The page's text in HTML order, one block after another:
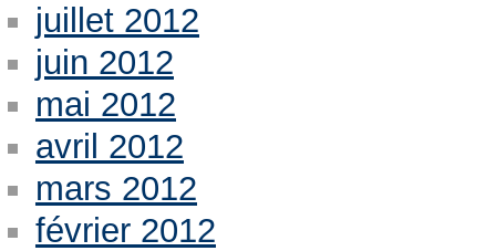
juillet 2012
juin 2012
mai 2012
avril 2012
mars 2012
février 2012